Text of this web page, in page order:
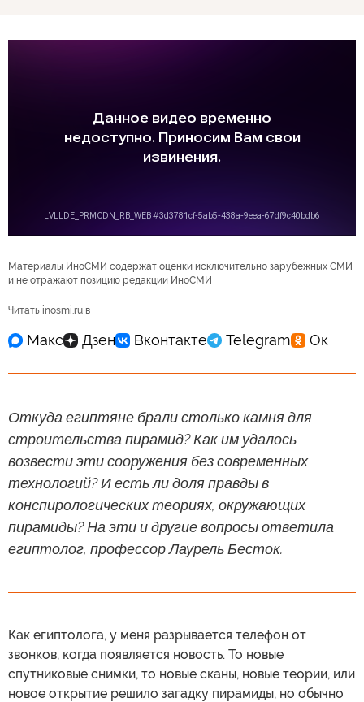
Материалы ИноСМИ содержат оценки исключительно зарубежных СМИ
и не отражают позицию редакции ИноСМИ
Читать inosmi.ru в
Откуда египтяне брали столько камня для
строительства пирамид? Как им удалось
возвести эти сооружения без современных
технологий? И есть ли доля правды в
конспирологических теориях, окружающих
пирамиды? На эти и другие вопросы ответила
египтолог, профессор Лаурель Бесток.
Как египтолога, у меня разрывается телефон от
звонков, когда появляется новость. То новые
спутниковые снимки, то новые сканы, новые теории, или
новое открытие решило загадку пирамиды, но обычно